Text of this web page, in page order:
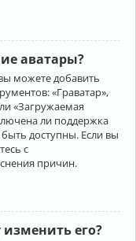
аватары?
можете добавить
«Граватар»,
«Загружаемая
ли поддержка
доступны. Если вы
с
причин.
изменить его?